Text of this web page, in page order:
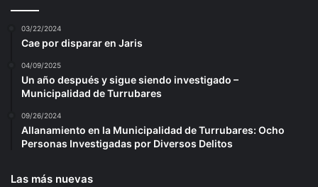
03/22/2024
Cae por disparar en Jaris
04/09/2025
Un año después y sigue siendo investigado –
Municipalidad de Turrubares
09/26/2024
Allanamiento en la Municipalidad de Turrubares: Ocho
Personas Investigadas por Diversos Delitos
Las más nuevas